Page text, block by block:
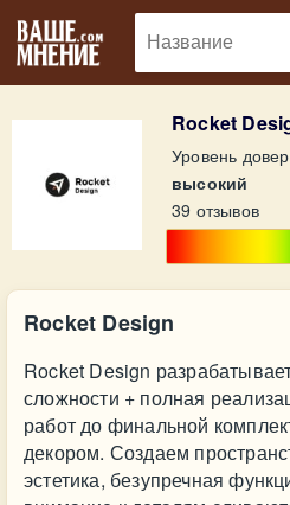
Rocket
Уровень
высокий
39 отзывов
Rocket Design
Rocket Design
сложности + полная
работ до финальной
декором. Создаем
эстетика, безупречная